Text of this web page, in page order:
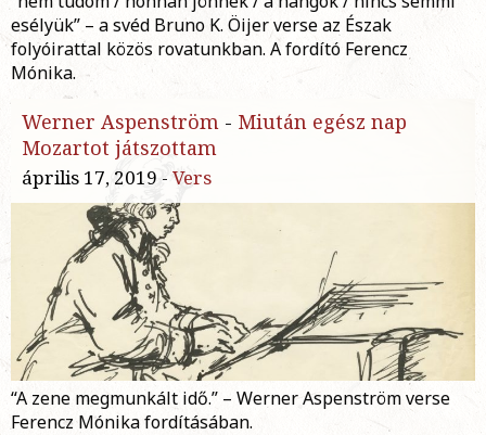
esélyük” – a svéd Bruno K. Öijer verse az Észak
folyóirattal közös rovatunkban. A fordító Ferencz
Mónika.
Werner Aspenström - Miután egész nap
Mozartot játszottam
április 17, 2019 - Vers
“A zene megmunkált idő.” – Werner Aspenström verse
Ferencz Mónika fordításában.